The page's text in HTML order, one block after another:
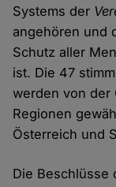
Systems der
angehören und
Schutz aller
ist. Die 47
werden von der
Regionen
Österreich und
Die Beschlüsse